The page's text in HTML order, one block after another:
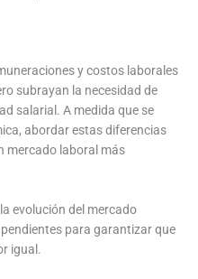
y costos laborales
subrayan la necesidad de
salarial. A medida que se
abordar estas diferencias
mercado laboral más
evolución del mercado
para garantizar que
igual.